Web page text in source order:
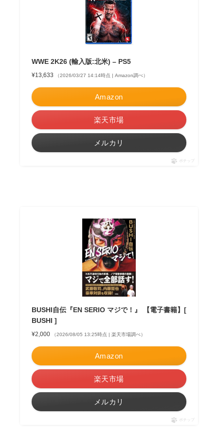
WWE 2K26 (輸入版:北米) – PS5
¥13,633 （2026/03/27 14:14時点 | Amazon調べ）
Amazon
楽天市場
メルカリ
ポチップ
BUSHI自伝『EN SERIO マジで！』 【電子書籍】[
BUSHI ]
¥2,000 （2026/08/05 13:25時点 | 楽天市場調べ）
Amazon
楽天市場
メルカリ
ポチップ